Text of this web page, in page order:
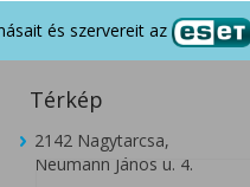
és szervereit az
Térkép
2142 Nagytarcsa,
Neumann János u. 4.